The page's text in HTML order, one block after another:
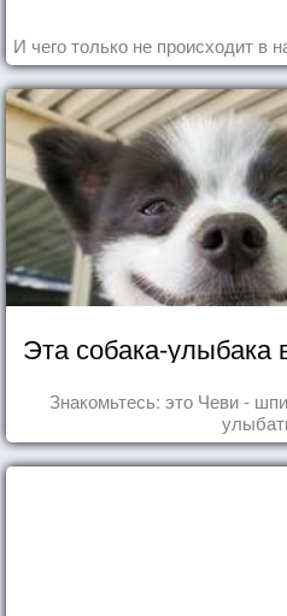
И чего только не происходит в
Эта собака-улыбака
Знакомьтесь: это Чеви -